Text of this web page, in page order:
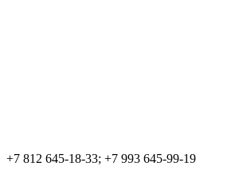
+7 812 645-18-33; +7 993 645-99-19